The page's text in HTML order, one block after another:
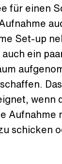
für einen
Set-up
ein
wenn
Aufnahme
schicken